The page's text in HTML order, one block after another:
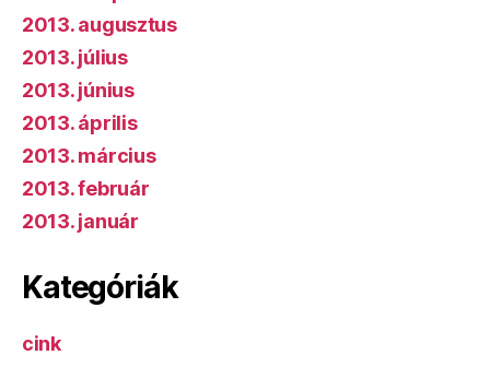
2013. augusztus
2013. július
2013. június
2013. április
2013. március
2013. február
2013. január
Kategóriák
cink